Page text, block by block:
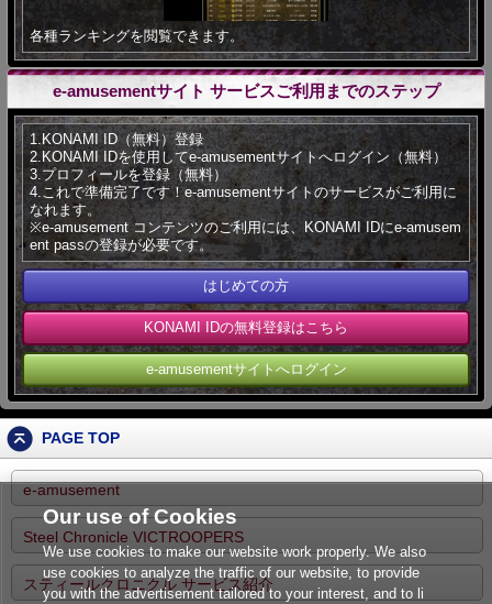
各種ランキングを閲覧できます。
e-amusementサイト サービスご利用までのステップ
1.KONAMI ID（無料）登録
2.KONAMI IDを使用してe-amusementサイトへログイン（無料）
3.プロフィールを登録（無料）
4.これで準備完了です！e-amusementサイトのサービスがご利用に
なれます。
※e-amusement コンテンツのご利用には、KONAMI IDにe-amusem
ent passの登録が必要です。
はじめての方
KONAMI IDの無料登録はこちら
e-amusementサイトへログイン
PAGE TOP
e-amusement
Steel Chronicle VICTROOPERS
スティールクロニクル サービス紹介
Our use of Cookies
We use cookies to make our website work properly. We also
use cookies to analyze the traffic of our website, to provide
you with the advertisement tailored to your interest, and to li